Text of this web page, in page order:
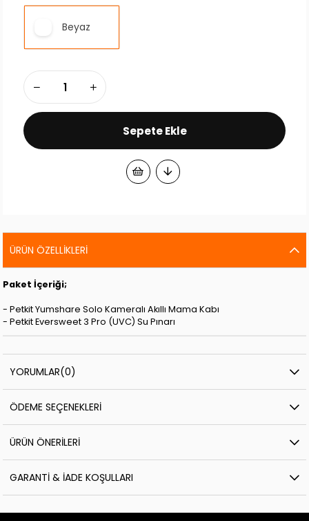
Beyaz
ÜRÜN ÖZELLIKLERI
Paket İçeriği;
- Petkit Yumshare Solo Kameralı Akıllı Mama Kabı
- Petkit Eversweet 3 Pro (UVC) Su Pınarı
YORUMLAR(0)
ÖDEME SEÇENEKLERI
ÜRÜN ÖNERILERI
GARANTI & İADE KOŞULLARI